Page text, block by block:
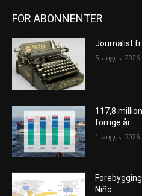
FOR ABONNENTER
Journalist
5. august 2026
117,8
forrige år
1. august 2026
Niño